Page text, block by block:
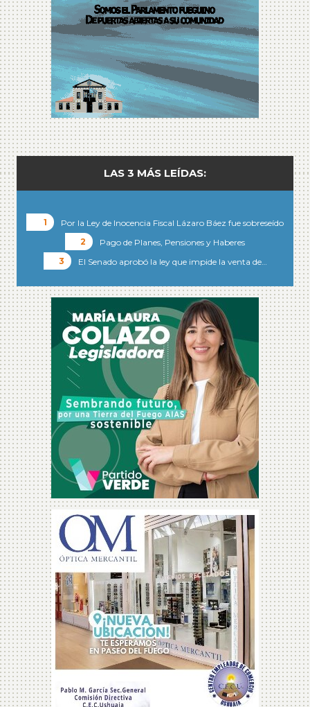
LAS 3 MÁS LEÍDAS:
Por la Ley de Inocencia Fiscal Lázaro Báez fue sobreseído
Pago de Planes, Pensiones y Haberes
El Senado aprobó la ley que impide la venta de…